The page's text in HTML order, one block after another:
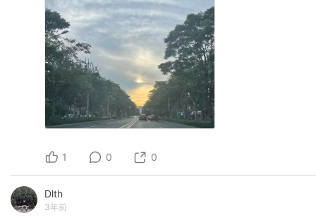
1 0 0
Dlth
3年前